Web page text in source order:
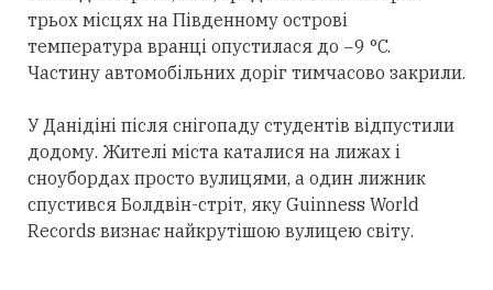
трьох місцях на Південному острові
температура вранці опустилася до −9 °C.
Частину автомобільних доріг тимчасово закрили.
У Данідіні після снігопаду студентів відпустили
додому. Жителі міста каталися на лижах і
сноубордах просто вулицями, а один лижник
спустився Болдвін-стріт, яку Guinness World
Records визнає найкрутішою вулицею світу.